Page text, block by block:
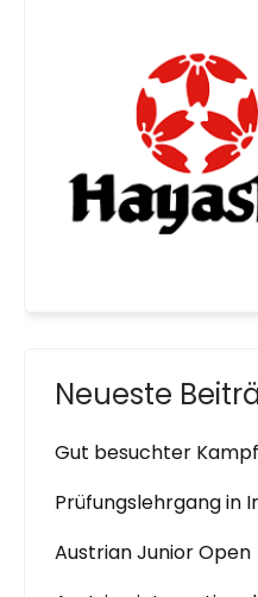
Neueste
Gut besuchter
Prüfungslehrgang in
Austrian Junior Open